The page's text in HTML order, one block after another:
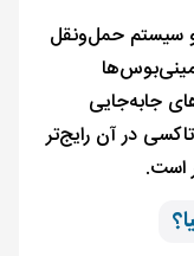
سیستم حمل‌ونقل
جابه‌جایی
در آن رایج‌تر
است.